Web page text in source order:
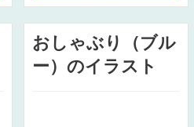
おしゃぶり（ブル
ー）のイラスト